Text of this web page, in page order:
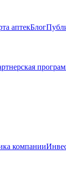
аптекБлог
компании